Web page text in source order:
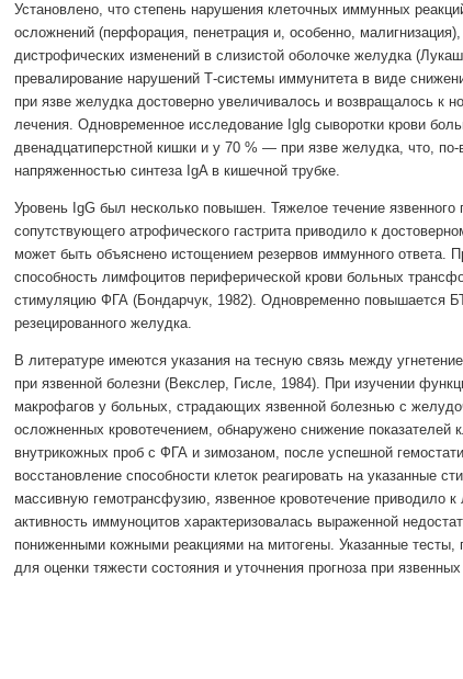
Установлено, что степень нарушения клеточных иммунных
осложнений (перфорация, пенетрация и, особенно,
дистрофических изменений в слизистой оболочке желудка
превалирование нарушений Т-системы иммунитета в виде
при язве желудка достоверно увеличивалось и возвращалось к
лечения. Одновременное исследование Iglg сыворотки крови
двенадцатиперстной кишки и у 70 % — при язве желудка, что,
напряженностью синтеза IgA в кишечной трубке.
Уровень IgG был несколько повышен. Тяжелое течение
сопутствующего атрофического гастрита приводило к
может быть объяснено истощением резервов иммунного ответа.
способность лимфоцитов периферической крови больных
стимуляцию ФГА (Бондарчук, 1982). Одновременно повышается
резецированного желудка.
В литературе имеются указания на тесную связь между
при язвенной болезни (Векслер, Гисле, 1984). При изучении
макрофагов у больных, страдающих язвенной болезнью с
осложненных кровотечением, обнаружено снижение показателей
внутрикожных проб с ФГА и зимозаном, после успешной
восстановление способности клеток реагировать на указанные
массивную гемотрансфузию, язвенное кровотечение приводило
активность иммуноцитов характеризовалась выраженной
пониженными кожными реакциями на митогены. Указанные
для оценки тяжести состояния и уточнения прогноза при